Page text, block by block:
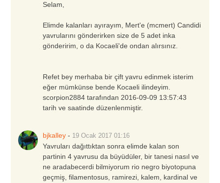
Selam,
Elimde kalanları ayırayım, Mert'e (mcmert) Candidi
yavrularını gönderirken size de 5 adet inka
gönderirim, o da Kocaeli'de ondan alırsınız.
Refet bey merhaba bir çift yavru edinmek isterim
eğer mümkünse bende Kocaeli ilindeyim.
scorpion2884 tarafından 2016-09-09 13:57:43
tarih ve saatinde düzenlenmiştir.
bjkalley - 19 Ocak 2017 01:16
Yavruları dağıttıktan sonra elimde kalan son
partinin 4 yavrusu da büyüdüler, bir tanesi nasıl ve
ne aradabecerdi bilmiyorum rio negro biyotopuna
geçmiş, filamentosus, ramirezi, kalem, kardinal ve